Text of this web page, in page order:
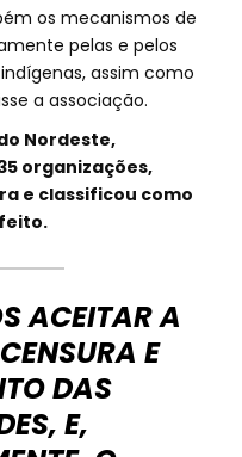
os mecanismos de
pelas e pelos
assim como
a associação.
Nordeste,
organizações,
e classificou como
ACEITAR A
E
DAS
E,